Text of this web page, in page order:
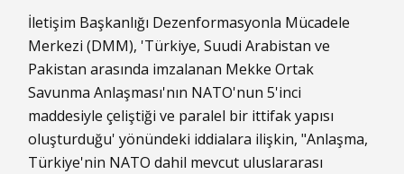
İletişim Başkanlığı Dezenformasyonla Mücadele
Merkezi (DMM), 'Türkiye, Suudi Arabistan ve
Pakistan arasında imzalanan Mekke Ortak
Savunma Anlaşması'nın NATO'nun 5'inci
maddesiyle çeliştiği ve paralel bir ittifak yapısı
oluşturduğu' yönündeki iddialara ilişkin, "Anlaşma,
Türkiye'nin NATO dahil mevcut uluslararası